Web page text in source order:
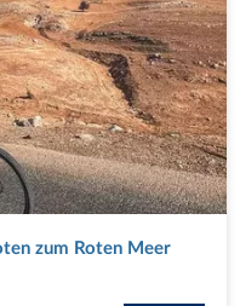
zum Roten Meer